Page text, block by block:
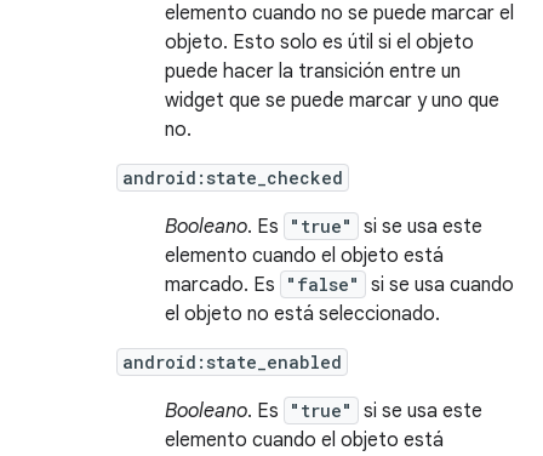
elemento cuando no se puede marcar el
objeto. Esto solo es útil si el objeto
puede hacer la transición entre un
widget que se puede marcar y uno que
no.
android:state_checked
Booleano. Es "true"
si se usa este
elemento cuando el objeto está
marcado. Es
"false"
si se usa cuando
el objeto no está seleccionado.
android:state_enabled
Booleano. Es "true"
si se usa este
elemento cuando el objeto está